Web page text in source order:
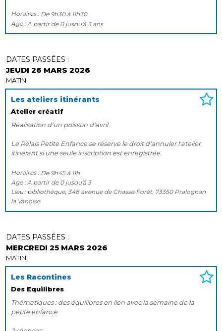
Horaires : De 9h30 à 11h30
Age : A partir de 0 jusqu'à 3 ans
Les ateliers itinérants
Atelier créatif
DATES PASSÉES :
JEUDI 26 MARS 2026
MATIN
Réalisation d'un poisson d'avril
Le Relais Petite Enfance se réserve le droit d'annuler l'atelier
itinérant si une seule inscription est enregistrée.
Horaires : De 9h45 à 11h
Age : A partir de 0 jusqu'à 3
Lieu bibliothèque, 348 avenue de Chasse Forêt, 73350 Pralognan
la Vanoise
Les Racontines
Des Equilibres
DATES PASSÉES :
MERCREDI 25 MARS 2026
MATIN
Thématiques : des équilibres en lien avec la semaine de la
petite enfance